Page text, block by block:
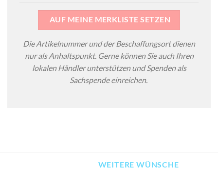
AUF MEINE MERKLISTE SETZEN
Die Artikelnummer und der Beschaffungsort dienen
nur als Anhaltspunkt. Gerne können Sie auch Ihren
lokalen Händler unterstützen und Spenden als
Sachspende einreichen.
WEITERE WÜNSCHE